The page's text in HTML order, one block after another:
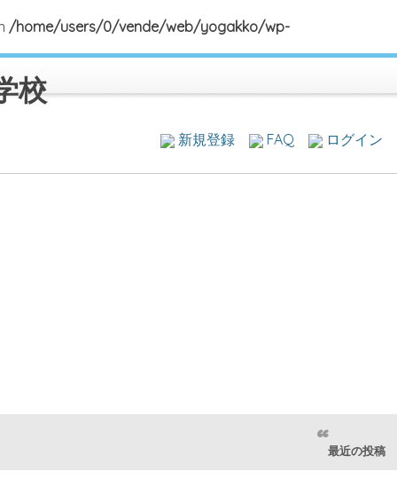
/home/users/0/vende/web/yogakko/wp-
校
ログイン
FAQ
新規登録
最近の投稿